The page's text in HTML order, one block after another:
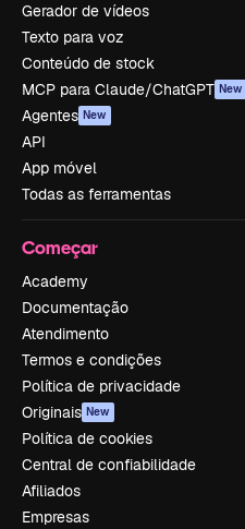
Gerador de vídeos
Texto para voz
Conteúdo de stock
MCP para Claude/ChatGPT New
Agentes New
API
App móvel
Todas as ferramentas
Começar
Academy
Documentação
Atendimento
Termos e condições
Política de privacidade
Originais New
Política de cookies
Central de confiabilidade
Afiliados
Empresas